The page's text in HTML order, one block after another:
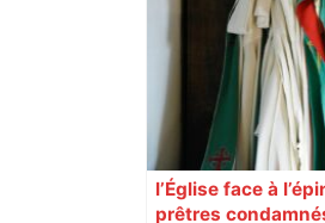
l’Église face à
prêtres